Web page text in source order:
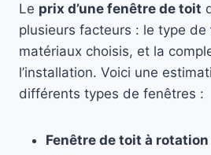
Le prix d’une fenêtre de toit
plusieurs facteurs : le type de
matériaux choisis, et la
l’installation. Voici une
différents types de fenêtres :
Fenêtre de toit à rotation